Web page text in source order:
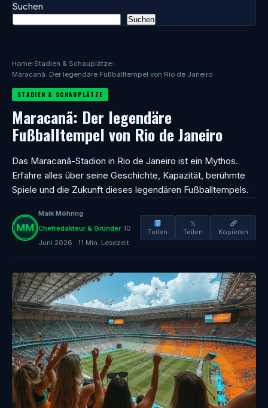
Home›Stadien & Schauplätze›
Maracanã: Der legendäre Fußballtempel von Rio de Janeiro
STADIEN & SCHAUPLÄTZE
Maracanã: Der legendäre
Fußballtempel von Rio de Janeiro
Das Maracanã-Stadion in Rio de Janeiro ist ein Mythos.
Erfahre alles über seine Geschichte, Kapazität, berühmte
Spiele und die Zukunft dieses legendären Fußballtempels.
Maik Möhring
Chefredakteur & Gründer 10.
Juni 2026 · 11 Min. Lesezeit
Teilen
𝕏
Teilen
Kopieren
Suchen
Suchen